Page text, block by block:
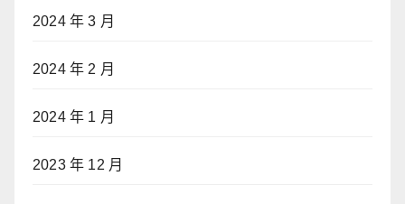
2024 年 3 月
2024 年 2 月
2024 年 1 月
2023 年 12 月